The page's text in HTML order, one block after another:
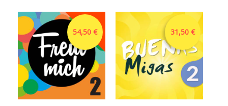
54,50 € 31,50 €